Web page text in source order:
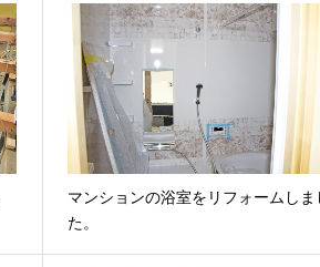
マンションの浴室をリフォームしま
た。